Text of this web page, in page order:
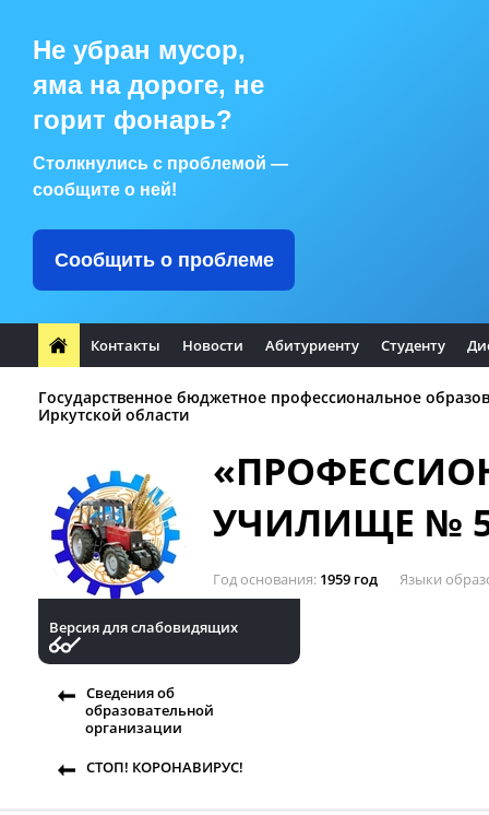
Не убран мусор,
яма на дороге, не
горит фонарь?
Столкнулись с проблемой —
сообщите о ней!
Сообщить о проблеме
Контакты Новости Абитуриенту Студенту
Государственное бюджетное профессиональное
Иркутской области
УЧИЛИЩЕ №
Год основания 1959 год Языки
Версия для слабовидящих
Сведения об
образовательной
организации
СТОП! КОРОНАВИРУС!